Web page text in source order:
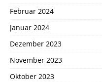
Februar 2024
Januar 2024
Dezember 2023
November 2023
Oktober 2023